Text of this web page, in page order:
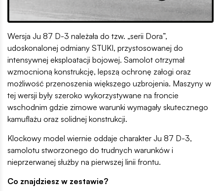
Wersja Ju 87 D-3 należała do tzw. „serii Dora”,
udoskonalonej odmiany STUKI, przystosowanej do
intensywnej eksploatacji bojowej. Samolot otrzymał
wzmocnioną konstrukcję, lepszą ochronę załogi oraz
możliwość przenoszenia większego uzbrojenia. Maszyny w
tej wersji były szeroko wykorzystywane na froncie
wschodnim gdzie zimowe warunki wymagały skutecznego
kamuflażu oraz solidnej konstrukcji.
Klockowy model wiernie oddaje charakter Ju 87 D-3,
samolotu stworzonego do trudnych warunków i
nieprzerwanej służby na pierwszej linii frontu.
Co znajdziesz w zestawie?